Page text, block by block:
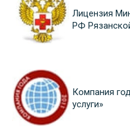
Лицензия
РФ
Компания
услуги»